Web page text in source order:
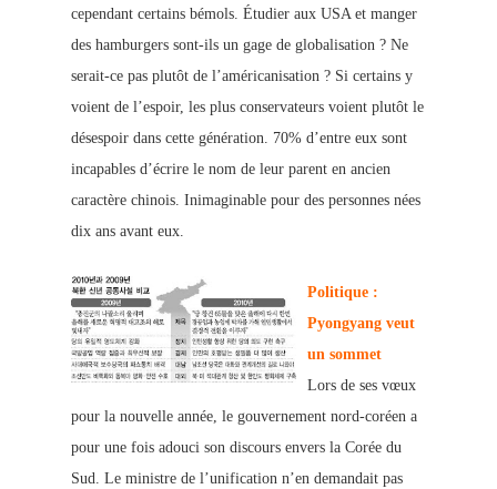
cependant certains bémols. Étudier aux USA et manger
des hamburgers sont-ils un gage de globalisation ? Ne
serait-ce pas plutôt de l’américanisation ? Si certains y
voient de l’espoir, les plus conservateurs voient plutôt le
désespoir dans cette génération. 70% d’entre eux sont
incapables d’écrire le nom de leur parent en ancien
caractère chinois. Inimaginable pour des personnes nées
dix ans avant eux.
Politique :
Pyongyang veut
un sommet
Lors de ses vœux
pour la nouvelle année, le gouvernement nord-coréen a
pour une fois adouci son discours envers la Corée du
Sud. Le ministre de l’unification n’en demandait pas